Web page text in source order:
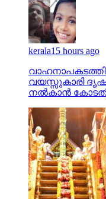
kerala15 hours ago
വയസ്സുകാരി
നല്‍കാന്‍